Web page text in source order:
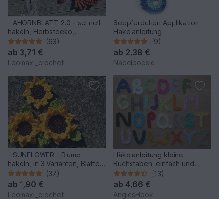
- AHORNBLATT 2.0 - schnell
häkeln, Herbstdeko,
Streudeko, Herbstblatt,
Herbst, Applikationen,
Homedeko, Halloween
(63)
ab 3,71 €
Leomaxi_crochet
Seepferdchen Applikation
Häkelanleitung
(9)
ab 2,38 €
Nadelpoesie
- SUNFLOWER - Blume
häkeln, in 3 Varianten, Blätter
und Variationsmöglichkeiten,
das ganze Jahr geeignet
(37)
ab 1,90 €
Leomaxi_crochet
Häkelanleitung kleine
Buchstaben, einfach und
schnell gehäkelt
(13)
ab 4,66 €
AngiesHook